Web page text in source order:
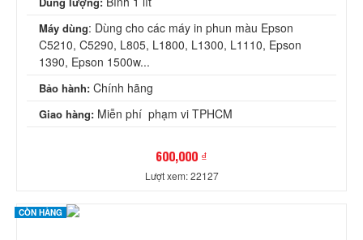
Máy dùng: Dùng cho các máy in phun màu Epson
C5210, C5290, L805, L1800, L1300, L1110, Epson
1390, Epson 1500w...
Bảo hành: Chính hãng
Giao hàng: Miễn phí phạm vi TPHCM
600,000 ₫
Lượt xem: 22127
CÒN HÀNG